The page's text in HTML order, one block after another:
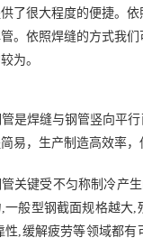
了很大程度的便捷。
。依照焊缝的方式我
为。
管是焊缝与钢管竖向平
易，生产制造高效率，
管关键受不匀称制冷产
一般型钢截面规格越大
性,缓解疲劳等领域都